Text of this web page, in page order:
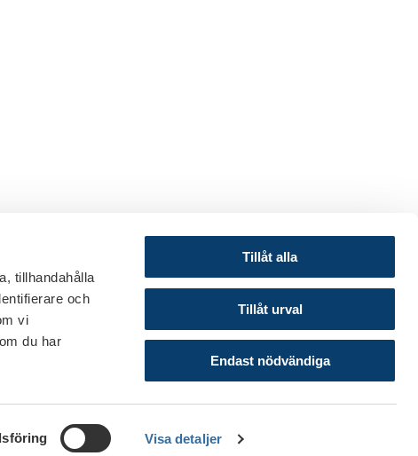
tillhandahålla
och
vi
du har
Visa detaljer
Tillåt alla
Tillåt urval
Endast nödvändiga
© 2024 Svenska Bankföreningen
Cookies